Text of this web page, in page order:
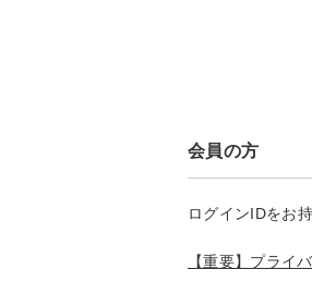
会員の方
ログインIDをお
【重要】プライ